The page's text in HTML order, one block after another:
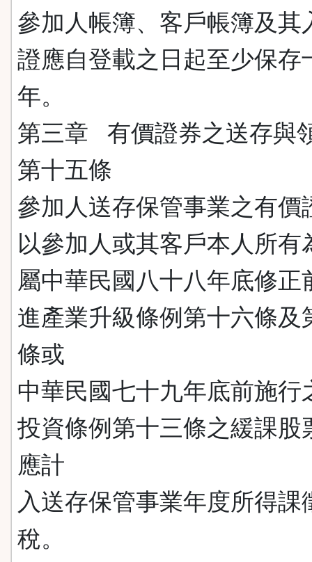
參加人帳簿、客戶帳簿及其
證應自登載之日起至少保存
年。
第三章 有價證券之送存與
第十五條
參加人送存保管事業之有價
以參加人或其客戶本人所有
屬中華民國八十八年底修正
進產業升級條例第十六條及
條或
中華民國七十九年底前施行
投資條例第十三條之緩課股
應計
入送存保管事業年度所得課
稅。